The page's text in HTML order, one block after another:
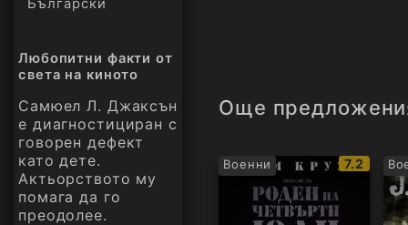
Български
Любопитни факти от
света на киното
Самюел Л. Джаксън
е диагностициран с
говорен дефект
като дете.
Актьорството му
помага да го
преодолее.
Още
Военни
IMDb
рейтинг:
7.2